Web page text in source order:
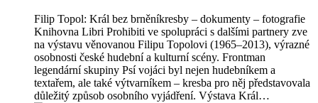
Filip Topol: Král bez brněníkresby – dokumenty – fotografie
Knihovna Libri Prohibiti ve spolupráci s dalšími partnery zve
na výstavu věnovanou Filipu Topolovi (1965–2013), výrazné
osobnosti české hudební a kulturní scény. Frontman
legendární skupiny Psí vojáci byl nejen hudebníkem a
textařem, ale také výtvarníkem – kresba pro něj představovala
důležitý způsob osobního vyjádření. Výstava Král…